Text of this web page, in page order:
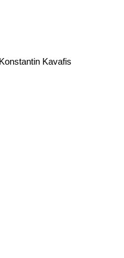
Konstantin Kavafis